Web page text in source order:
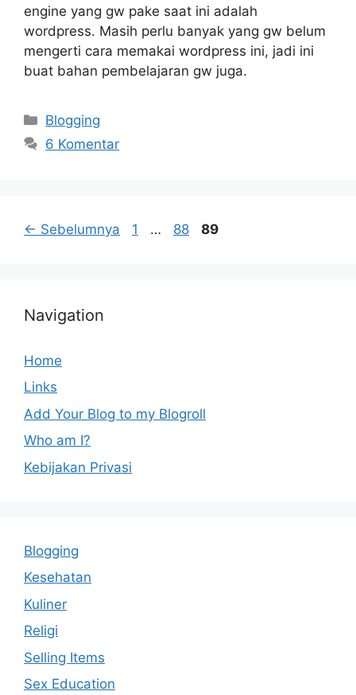
engine yang gw pake saat ini adalah
wordpress. Masih perlu banyak yang gw belum
mengerti cara memakai wordpress ini, jadi ini
buat bahan pembelajaran gw juga.
Kategori
Blogging
6 Komentar
← Sebelumnya Halaman
1 … Halaman
88 Halaman
89
Navigation
Home
Links
Add Your Blog to my Blogroll
Who am I?
Kebijakan Privasi
Blogging
Kesehatan
Kuliner
Religi
Selling Items
Sex Education